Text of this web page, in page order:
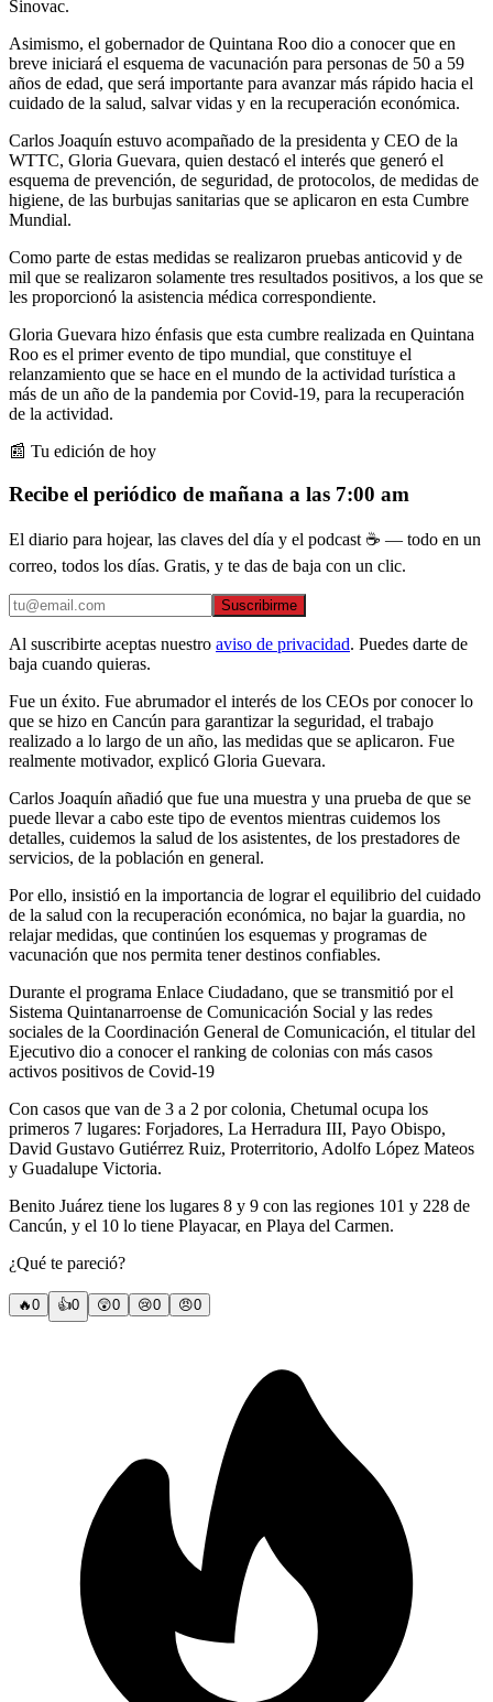
Sinovac.
Asimismo, el gobernador de Quintana Roo dio a conocer que en
breve iniciará el esquema de vacunación para personas de 50 a 59
años de edad, que será importante para avanzar más rápido hacia el
cuidado de la salud, salvar vidas y en la recuperación económica.
Carlos Joaquín estuvo acompañado de la presidenta y CEO de la
WTTC, Gloria Guevara, quien destacó el interés que generó el
esquema de prevención, de seguridad, de protocolos, de medidas de
higiene, de las burbujas sanitarias que se aplicaron en esta Cumbre
Mundial.
Como parte de estas medidas se realizaron pruebas anticovid y de
mil que se realizaron solamente tres resultados positivos, a los que se
les proporcionó la asistencia médica correspondiente.
Gloria Guevara hizo énfasis que esta cumbre realizada en Quintana
Roo es el primer evento de tipo mundial, que constituye el
relanzamiento que se hace en el mundo de la actividad turística a
más de un año de la pandemia por Covid-19, para la recuperación
de la actividad.
📰 Tu edición de hoy
Recibe el periódico de mañana a las 7:00 am
El diario para hojear, las claves del día y el podcast ☕ — todo en un
correo, todos los días. Gratis, y te das de baja con un clic.
Suscribirme
Al suscribirte aceptas nuestro aviso de privacidad. Puedes darte de
baja cuando quieras.
Fue un éxito. Fue abrumador el interés de los CEOs por conocer lo
que se hizo en Cancún para garantizar la seguridad, el trabajo
realizado a lo largo de un año, las medidas que se aplicaron. Fue
realmente motivador, explicó Gloria Guevara.
Carlos Joaquín añadió que fue una muestra y una prueba de que se
puede llevar a cabo este tipo de eventos mientras cuidemos los
detalles, cuidemos la salud de los asistentes, de los prestadores de
servicios, de la población en general.
Por ello, insistió en la importancia de lograr el equilibrio del cuidado
de la salud con la recuperación económica, no bajar la guardia, no
relajar medidas, que continúen los esquemas y programas de
vacunación que nos permita tener destinos confiables.
Durante el programa Enlace Ciudadano, que se transmitió por el
Sistema Quintanarroense de Comunicación Social y las redes
sociales de la Coordinación General de Comunicación, el titular del
Ejecutivo dio a conocer el ranking de colonias con más casos
activos positivos de Covid-19
Con casos que van de 3 a 2 por colonia, Chetumal ocupa los
primeros 7 lugares: Forjadores, La Herradura III, Payo Obispo,
David Gustavo Gutiérrez Ruiz, Proterritorio, Adolfo López Mateos
y Guadalupe Victoria.
Benito Juárez tiene los lugares 8 y 9 con las regiones 101 y 228 de
Cancún, y el 10 lo tiene Playacar, en Playa del Carmen.
¿Qué te pareció?
🔥0 👍0 😲0 😢0 😠0